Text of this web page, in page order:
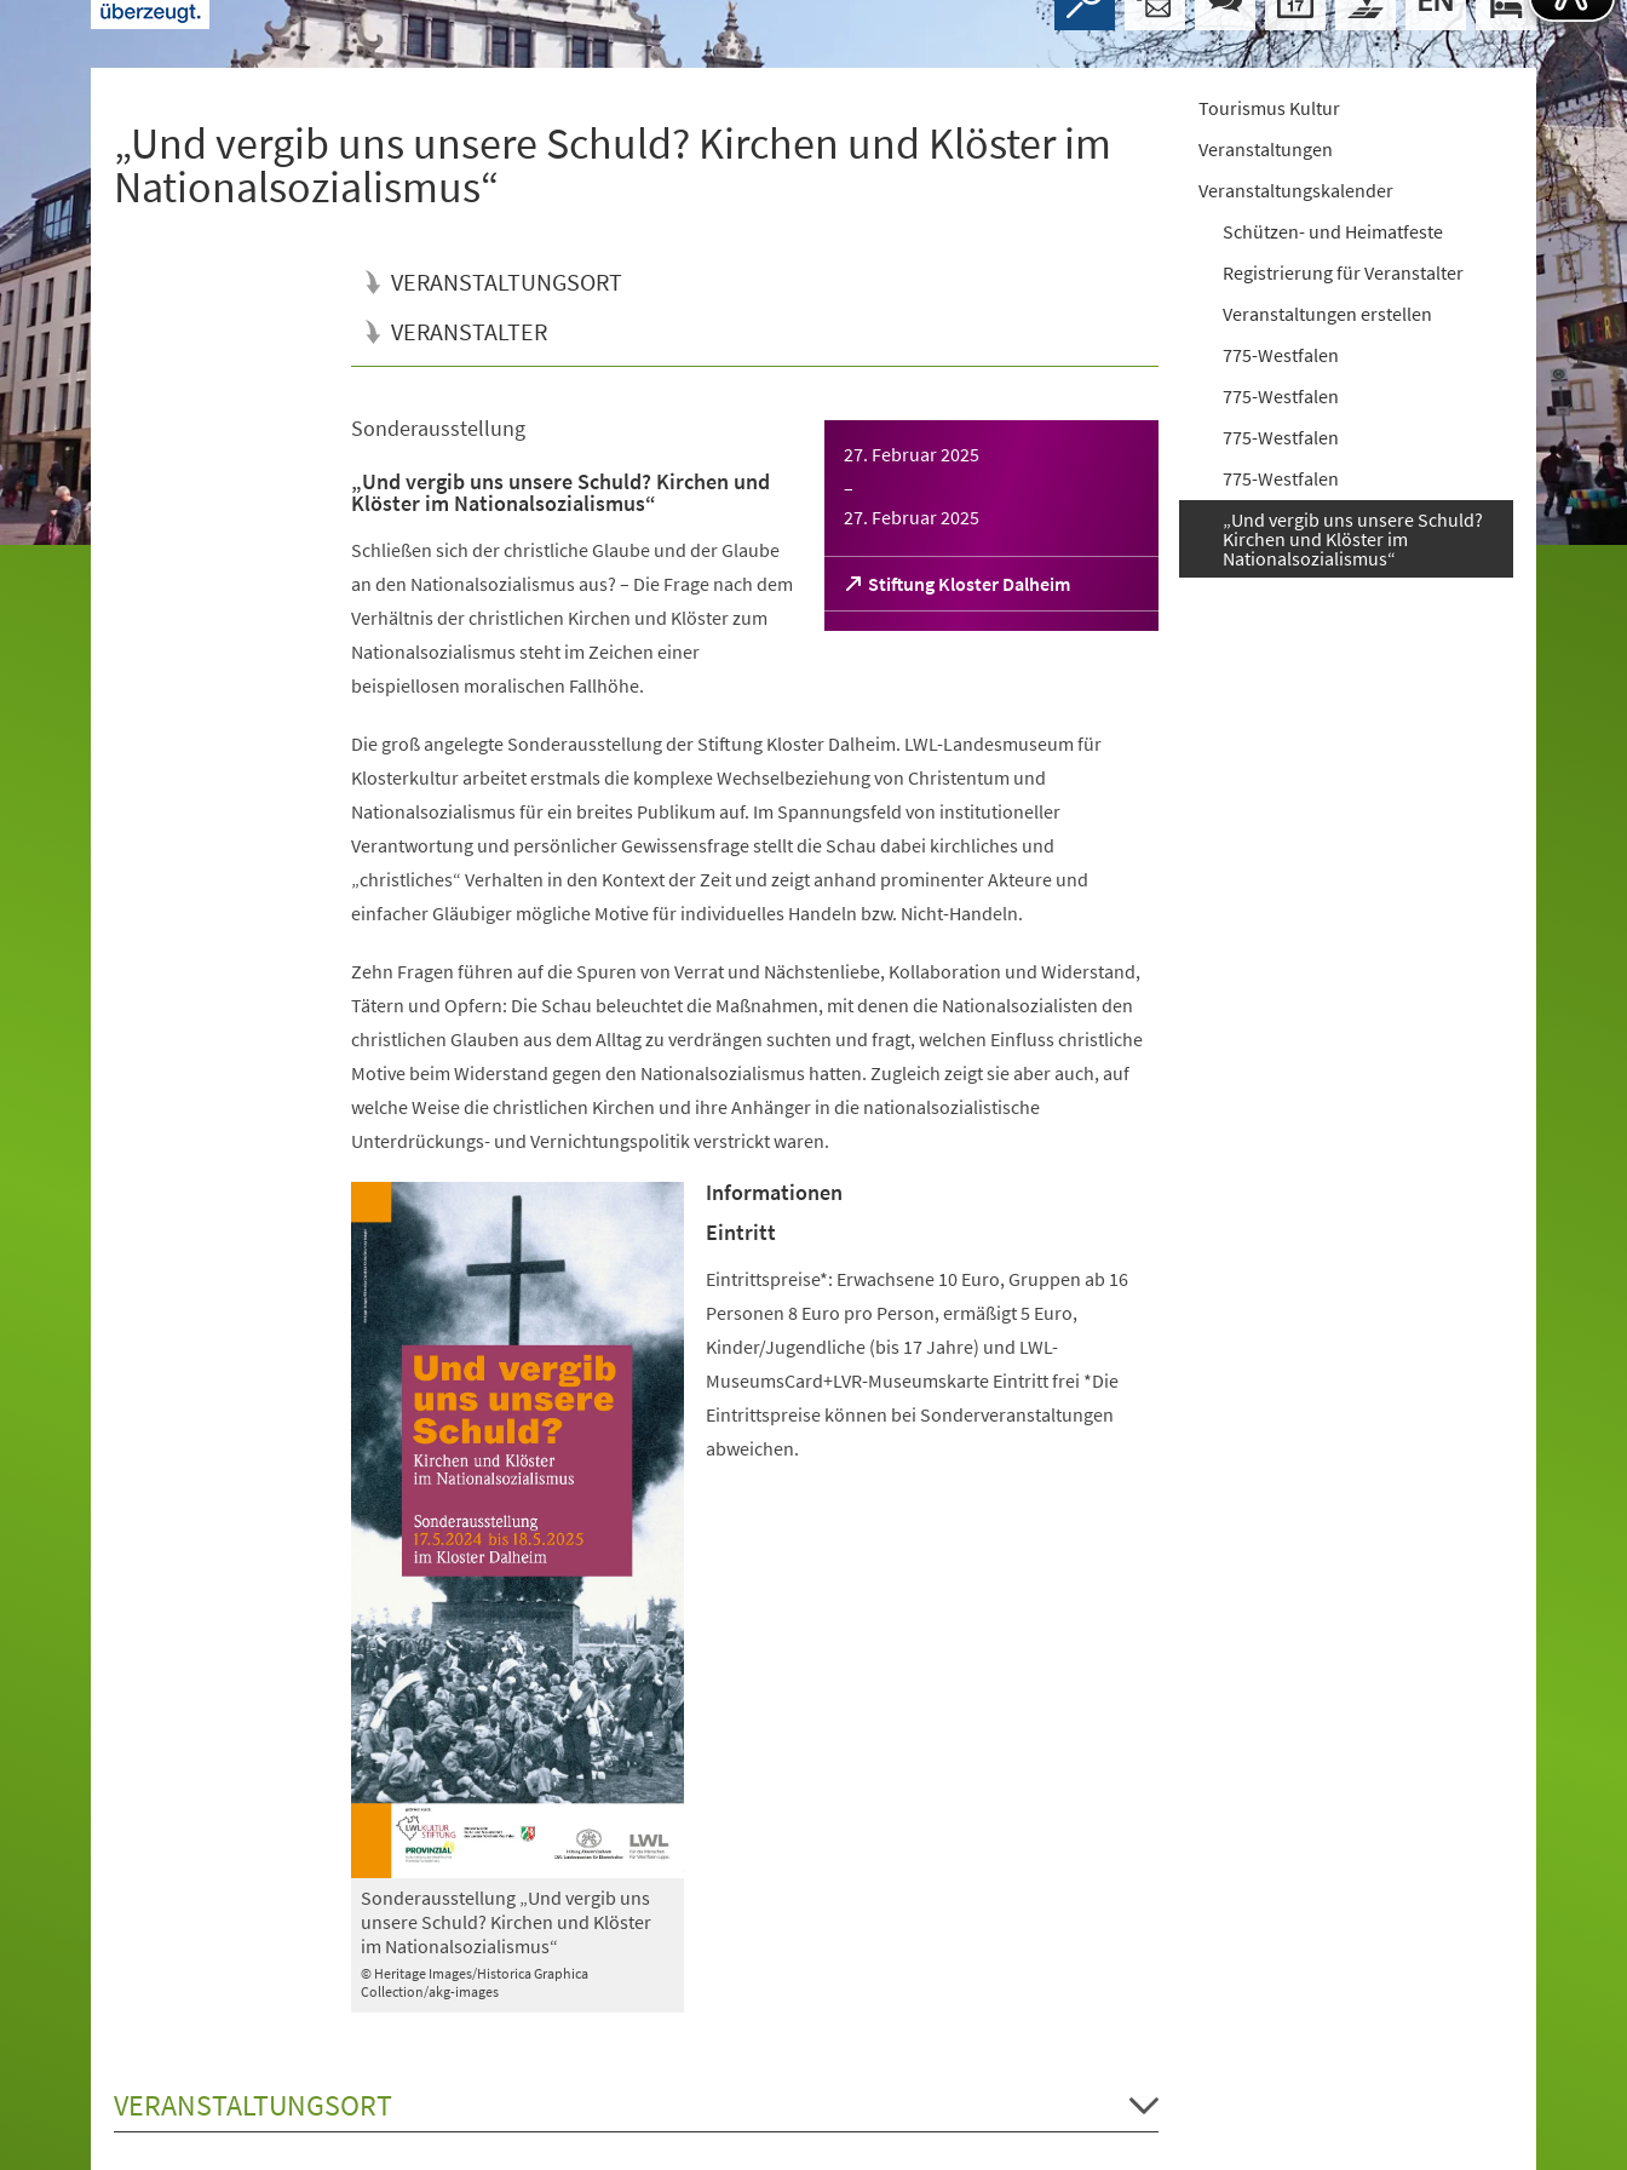
„Und vergib uns unsere Schuld? Kirchen und Klöster im
Nationalsozialismus“
VERANSTALTUNGSORT
VERANSTALTER
27. Februar 2025
–
27. Februar 2025
Stiftung Kloster Dalheim
(Öffnet
in
einem
Sonderausstellung
„Und vergib uns unsere Schuld? Kirchen und
Klöster im Nationalsozialismus“
Schließen sich der christliche Glaube und der Glaube
an den Nationalsozialismus aus? – Die Frage nach dem
Verhältnis der christlichen Kirchen und Klöster zum
Nationalsozialismus steht im Zeichen einer
beispiellosen moralischen Fallhöhe.
Die groß angelegte Sonderausstellung der Stiftung Kloster Dalheim. LWL-Landesmuseum für
Klosterkultur arbeitet erstmals die komplexe Wechselbeziehung von Christentum und
Nationalsozialismus für ein breites Publikum auf. Im Spannungsfeld von institutioneller
Verantwortung und persönlicher Gewissensfrage stellt die Schau dabei kirchliches und
„christliches“ Verhalten in den Kontext der Zeit und zeigt anhand prominenter Akteure und
einfacher Gläubiger mögliche Motive für individuelles Handeln bzw. Nicht-Handeln.
Zehn Fragen führen auf die Spuren von Verrat und Nächstenliebe, Kollaboration und Widerstand,
Tätern und Opfern: Die Schau beleuchtet die Maßnahmen, mit denen die Nationalsozialisten den
christlichen Glauben aus dem Alltag zu verdrängen suchten und fragt, welchen Einfluss christliche
Motive beim Widerstand gegen den Nationalsozialismus hatten. Zugleich zeigt sie aber auch, auf
welche Weise die christlichen Kirchen und ihre Anhänger in die nationalsozialistische
Unterdrückungs- und Vernichtungspolitik verstrickt waren.
© Heritage Images/Historica Graphica
Collection/akg-images
Sonderausstellung „Und vergib uns
unsere Schuld? Kirchen und Klöster
im Nationalsozialismus“
Informationen
Eintritt
Eintrittspreise*: Erwachsene 10 Euro, Gruppen ab 16
Personen 8 Euro pro Person, ermäßigt 5 Euro,
Kinder/Jugendliche (bis 17 Jahre) und LWL-
MuseumsCard+LVR-Museumskarte Eintritt frei *Die
Eintrittspreise können bei Sonderveranstaltungen
abweichen.
VERANSTALTUNGSORT
Tourismus Kultur
Veranstaltungen
Veranstaltungskalender
Schützen- und Heimatfeste
Registrierung für Veranstalter
Veranstaltungen erstellen
775-Westfalen
775-Westfalen
775-Westfalen
775-Westfalen
„Und vergib uns unsere Schuld?
Kirchen und Klöster im
Nationalsozialismus“